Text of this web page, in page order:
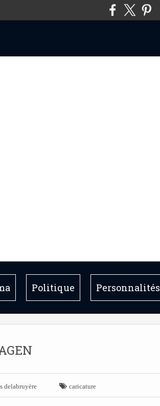
Politique Personnalités
delabruyère  caricature